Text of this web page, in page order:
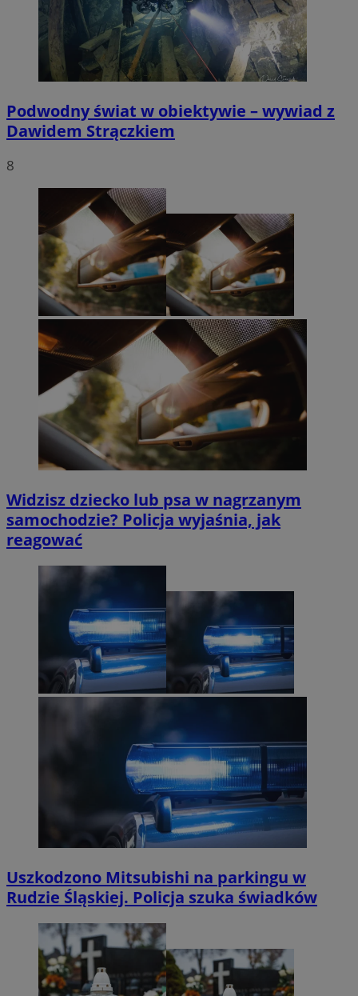
Podwodny świat w obiektywie – wywiad z
Dawidem Strączkiem
8
Widzisz dziecko lub psa w nagrzanym
samochodzie? Policja wyjaśnia, jak
reagować
Uszkodzono Mitsubishi na parkingu w
Rudzie Śląskiej. Policja szuka świadków